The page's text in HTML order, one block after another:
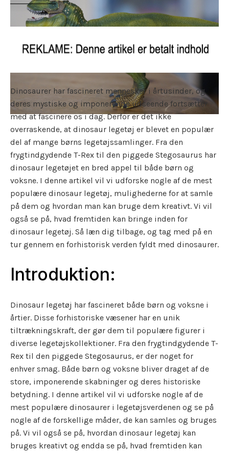
Dinosaurer har fascineret mennesker i årtusinder, og
deres mystiske og imponerende udseende fortsætter
med at fascinere os i dag. Derfor er det ikke
overraskende, at dinosaur legetøj er blevet en populær
del af mange børns legetøjssamlinger. Fra den
frygtindgydende T-Rex til den piggede Stegosaurus har
dinosaur legetøjet en bred appel til både børn og
voksne. I denne artikel vil vi udforske nogle af de mest
populære dinosaur legetøj, mulighederne for at samle
på dem og hvordan man kan bruge dem kreativt. Vi vil
også se på, hvad fremtiden kan bringe inden for
dinosaur legetøj. Så læn dig tilbage, og tag med på en
tur gennem en forhistorisk verden fyldt med dinosaurer.
Introduktion:
Dinosaur legetøj har fascineret både børn og voksne i
årtier. Disse forhistoriske væsener har en unik
tiltrækningskraft, der gør dem til populære figurer i
diverse legetøjskollektioner. Fra den frygtindgydende T-
Rex til den piggede Stegosaurus, er der noget for
enhver smag. Både børn og voksne bliver draget af de
store, imponerende skabninger og deres historiske
betydning. I denne artikel vil vi udforske nogle af de
mest populære dinosaurer i legetøjsverdenen og se på
nogle af de forskellige måder, de kan samles og bruges
på. Vi vil også se på, hvordan dinosaur legetøj kan
bruges kreativt og endda se på, hvad fremtiden kan